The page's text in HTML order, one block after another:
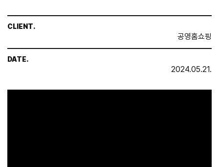
CLIENT.
공영홈쇼핑
DATE.
2024.05.21.